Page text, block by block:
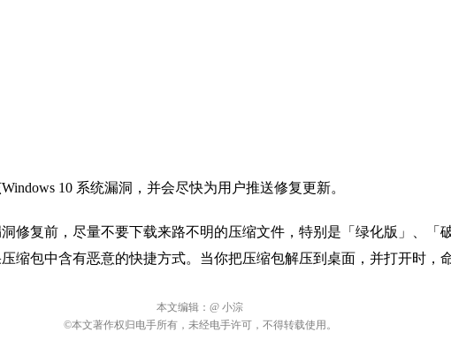
10 系统漏洞，并会尽快为用户推送修复更新。
修复前，尽量不要下载来路不明的压缩文件，特别是「绿化版」、「
缩包中含有恶意的快捷方式。当你把压缩包解压到桌面，并打开时，
本文编辑： @ 小淙
©本文著作权归电手所有，未经电手许可，不得转载使用。